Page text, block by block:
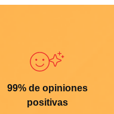
99% de opiniones
positivas